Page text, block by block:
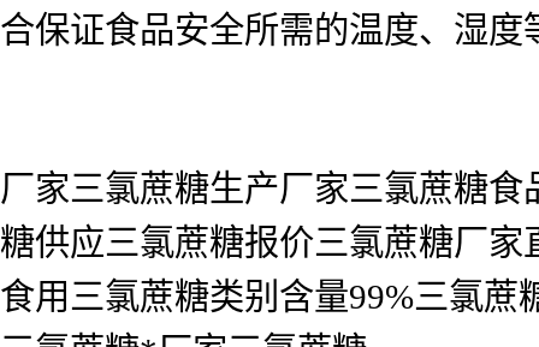
合保证食品安全所需的温度、湿
厂家三氯蔗糖生产厂家三氯蔗糖
糖供应三氯蔗糖报价三氯蔗糖厂
食用三氯蔗糖类别含量99%三氯